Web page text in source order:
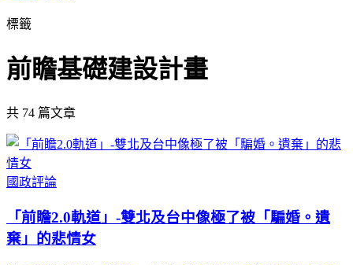
標籤
前瞻基礎建設計畫
共 74 篇文章
國政評論
「前瞻2.0軌道」-雙北及台中像極了被「騙婚。遺
棄」的悲情女